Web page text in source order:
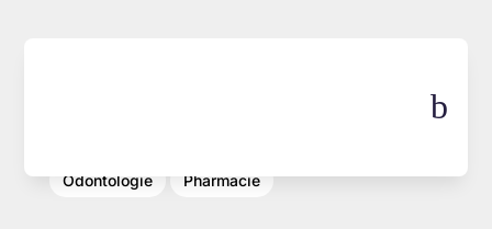
b
Odontologie
Pharmacie